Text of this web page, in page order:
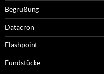
Begrüßung
Datacron
Flashpoint
Fundstücke